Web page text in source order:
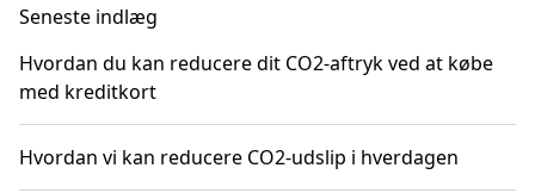
Seneste indlæg
Hvordan du kan reducere dit CO2-aftryk ved at købe
med kreditkort
Hvordan vi kan reducere CO2-udslip i hverdagen